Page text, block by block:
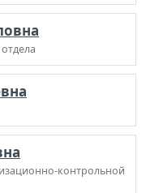
контрольной